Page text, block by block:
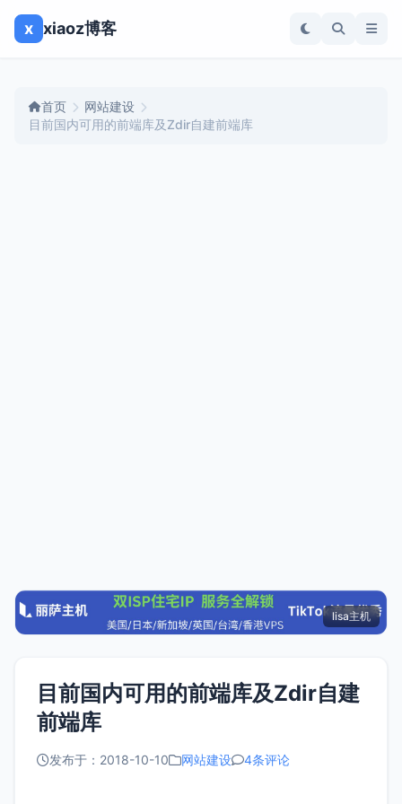
x xiaoz博客
首页
网站建设
目前国内可用的前端库及Zdir自建前端库
lisa主机
目前国内可用的前端库及Zdir自建
前端库
发布于：2018-10-10 网站建设 4条评论